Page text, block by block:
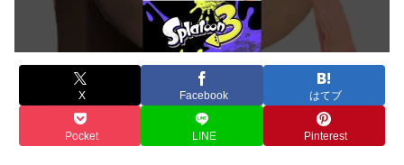
X Facebook はてブ
Pocket LINE Pinterest